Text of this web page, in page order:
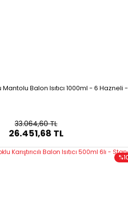
Balon Isıtıcı 1000ml - 6 Hazneli
33.064,60 TL
26.451,68 TL